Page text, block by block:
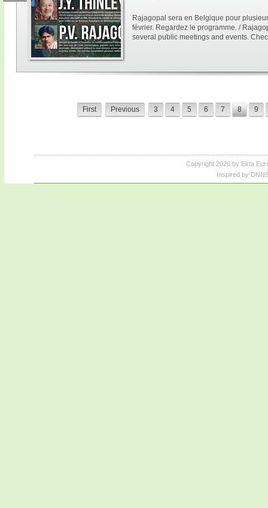
Rajagopal sera en Belgique pour
février. Regardez le programme. /
several public meetings and events.
First Previous 3 4 5 6 7 8 9
Copyright 2026 by Ekta
Inspired by